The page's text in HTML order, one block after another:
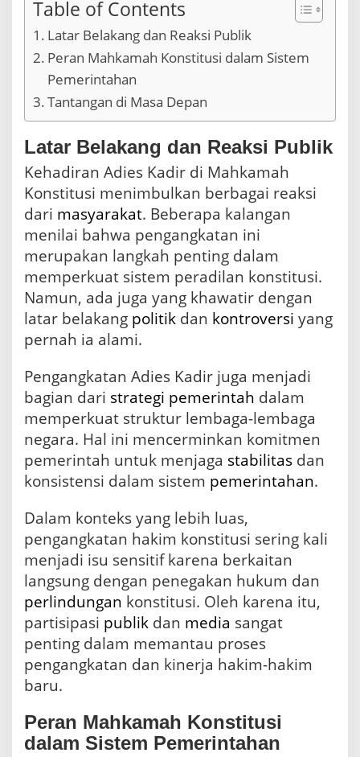
Table of Contents
Latar Belakang dan Reaksi Publik
Peran Mahkamah Konstitusi dalam Sistem
Pemerintahan
Tantangan di Masa Depan
Latar Belakang dan Reaksi Publik
Kehadiran Adies Kadir di Mahkamah
Konstitusi menimbulkan berbagai reaksi
dari masyarakat. Beberapa kalangan
menilai bahwa pengangkatan ini
merupakan langkah penting dalam
memperkuat sistem peradilan konstitusi.
Namun, ada juga yang khawatir dengan
latar belakang politik dan kontroversi yang
pernah ia alami.
Pengangkatan Adies Kadir juga menjadi
bagian dari strategi pemerintah dalam
memperkuat struktur lembaga-lembaga
negara. Hal ini mencerminkan komitmen
pemerintah untuk menjaga stabilitas dan
konsistensi dalam sistem pemerintahan.
Dalam konteks yang lebih luas,
pengangkatan hakim konstitusi sering kali
menjadi isu sensitif karena berkaitan
langsung dengan penegakan hukum dan
perlindungan konstitusi. Oleh karena itu,
partisipasi publik dan media sangat
penting dalam memantau proses
pengangkatan dan kinerja hakim-hakim
baru.
Peran Mahkamah Konstitusi
dalam Sistem Pemerintahan